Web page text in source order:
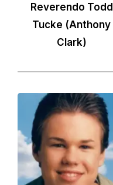
Reverendo Todd
Tucke (Anthony
Clark)